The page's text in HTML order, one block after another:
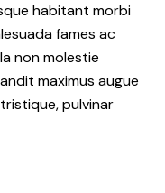
habitant morbi
fames ac
non molestie
maximus augue
pulvinar